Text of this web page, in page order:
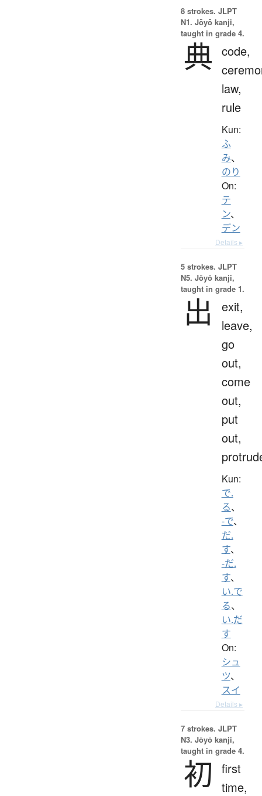
8 strokes. JLPT
N1. Jōyō kanji,
taught in grade 4.
典 code,
law,
rule
Kun:
ふ
み、
のり
On:
テ
ン、
デン
Details ▸
5 strokes. JLPT
N5. Jōyō kanji,
taught in grade 1.
出
exit,
leave,
go
out,
come
out,
put
out,
Kun:
で.
る、
-で、
だ.
す、
-だ.
す、
い.で
る、
い.だ
す
On:
シュ
ツ、
スイ
Details ▸
7 strokes. JLPT
N3. Jōyō kanji,
taught in grade 4.
初
first
time,